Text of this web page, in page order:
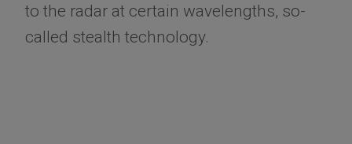
to the radar at certain wavelengths, so-
called stealth technology.